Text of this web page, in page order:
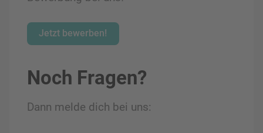
Jetzt bewerben!
Noch Fragen?
Dann melde dich bei uns: